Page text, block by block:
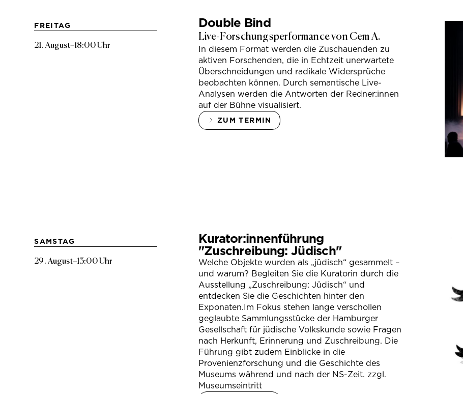
FREITAG
21. August–18:00 Uhr
Double Bind
Live-Forschungsperformance von Cem A.
In diesem Format werden die Zuschauenden zu
aktiven Forschenden, die in Echtzeit unerwartete
Überschneidungen und radikale Widersprüche
beobachten können. Durch semantische Live-
Analysen werden die Antworten der Redner:innen
auf der Bühne visualisiert.
ZUM TERMIN
SAMSTAG
29. August–13:00 Uhr
Kurator:innenführung
"Zuschreibung: Jüdisch"
Welche Objekte wurden als „jüdisch“ gesammelt –
und warum? Begleiten Sie die Kuratorin durch die
Ausstellung „Zuschreibung: Jüdisch“ und
entdecken Sie die Geschichten hinter den
Exponaten.Im Fokus stehen lange verschollen
geglaubte Sammlungsstücke der Hamburger
Gesellschaft für jüdische Volkskunde sowie Fragen
nach Herkunft, Erinnerung und Zuschreibung. Die
Führung gibt zudem Einblicke in die
Provenienzforschung und die Geschichte des
Museums während und nach der NS-Zeit. zzgl.
Museumseintritt